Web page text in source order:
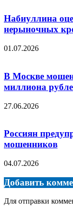
Набиуллина
нерыночных
01.07.2026
В Москве
миллиона
27.06.2026
Россиян
мошенников
04.07.2026
Добавить
Для отправки